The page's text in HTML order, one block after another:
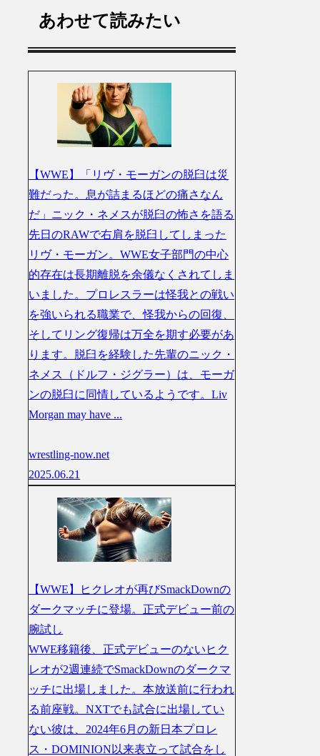
あわせて読みたい
【WWE】「リヴ・モーガンの脱臼は災
難だった。息が詰まるほどの痛さなん
だ」ニック・ネメスが脱臼の怖さを語る
先日のRAWで右肩を脱臼してしまった
リヴ・モーガン。WWE女子部門の中心
的存在は長期離脱を余儀なくされてしま
いました。プロレスラーは怪我との戦い
を強いられる職業で、怪我からの回復、
そしてリング復帰は万全を期す必要があ
ります。脱臼を経験した先輩のニック・
ネメス（ドルフ・ジグラー）は、モーガ
ンの脱臼に同情しているようです。Liv
Morgan may have ...
wrestling-now.net
2025.06.21
【WWE】ヒクレオが再びSmackDownの
ダークマッチに登場。正式デビュー前の
腕試し
WWE移籍後、正式デビューのないヒク
レオが2週連続でSmackDownのダークマ
ッチに出場しました。本放送前に行われ
る前座戦。NXTでも試合に出場してい
ない彼は、2024年6月の新日本プロレ
ス・DOMINION以来表立って試合をし